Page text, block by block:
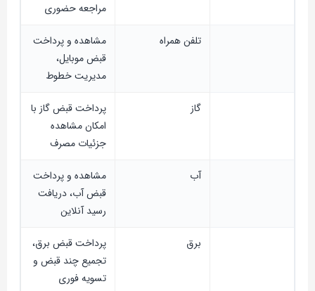
مراجعه حضوری
تلفن همراه
مشاهده و پرداخت
قبض موبایل،
مدیریت خطوط
گاز
پرداخت قبض گاز با
امکان مشاهده
جزئیات مصرف
آب
مشاهده و پرداخت
قبض آب، دریافت
رسید آنلاین
برق
پرداخت قبض برق،
تجمیع چند قبض و
تسویه فوری